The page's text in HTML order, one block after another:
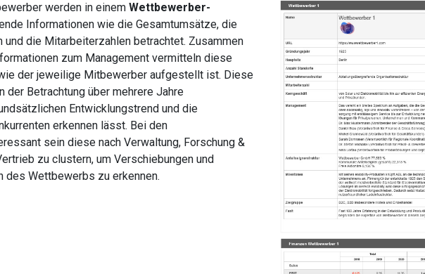
werden in einem Wettbewerber-
Informationen wie die Gesamtumsätze, die
die Mitarbeiterzahlen betrachtet. Zusammen
zum Management vermitteln diese
der jeweilige Mitbewerber aufgestellt ist. Diese
der Betrachtung über mehrere Jahre
Entwicklungstrend und die
erkennen lässt. Bei den
sein diese nach Verwaltung, Forschung &
zu clustern, um Verschiebungen und
des Wettbewerbs zu erkennen.